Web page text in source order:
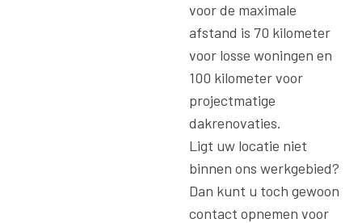
voor de maximale
afstand is 70 kilometer
voor losse woningen en
100 kilometer voor
projectmatige
dakrenovaties.
Ligt uw locatie niet
binnen ons werkgebied?
Dan kunt u toch gewoon
contact opnemen voor